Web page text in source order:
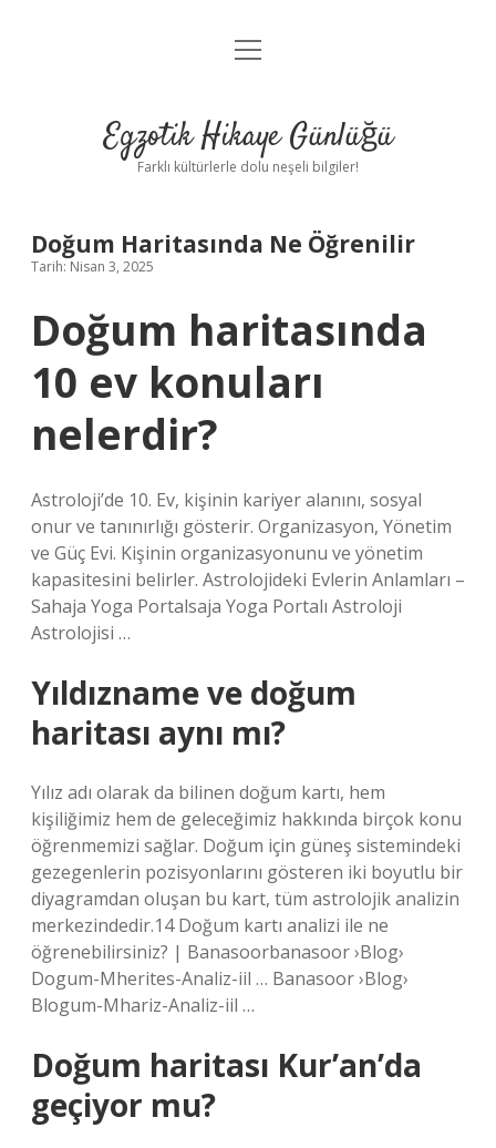
Anasayfa
Yasal Uyarı
menüyü
Egzotik Hikaye Günlüğü
Farklı kültürlerle dolu neşeli bilgiler!
Doğum Haritasında Ne Öğrenilir
Tarih: Nisan 3, 2025
Doğum haritasında
10 ev konuları
nelerdir?
Astroloji’de 10. Ev, kişinin kariyer alanını, sosyal
onur ve tanınırlığı gösterir. Organizasyon, Yönetim
ve Güç Evi. Kişinin organizasyonunu ve yönetim
kapasitesini belirler. Astrolojideki Evlerin Anlamları –
Sahaja Yoga Portalsaja Yoga Portalı Astroloji
Astrolojisi …
Yıldızname ve doğum
haritası aynı mı?
Yılız adı olarak da bilinen doğum kartı, hem
kişiliğimiz hem de geleceğimiz hakkında birçok konu
öğrenmemizi sağlar. Doğum için güneş sistemindeki
gezegenlerin pozisyonlarını gösteren iki boyutlu bir
diyagramdan oluşan bu kart, tüm astrolojik analizin
merkezindedir.14 Doğum kartı analizi ile ne
öğrenebilirsiniz? | Banasoorbanasoor ›Blog›
Dogum-Mherites-Analiz-iil … Banasoor ›Blog›
Blogum-Mhariz-Analiz-iil …
Doğum haritası Kur’an’da
geçiyor mu?